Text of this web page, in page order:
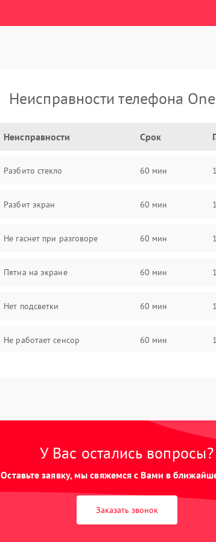
Неисправности телефона
Неисправности Срок
Разбито стекло 60 мин
Разбит экран 60 мин
Не гаснет при разговоре 60 мин
Пятна на экране 60 мин
Нет подсветки 60 мин
Не работает сенсор 60 мин
У Вас остались вопросы?
Оставьте заявку, мы свяжемся с Вами в
Заказать звонок